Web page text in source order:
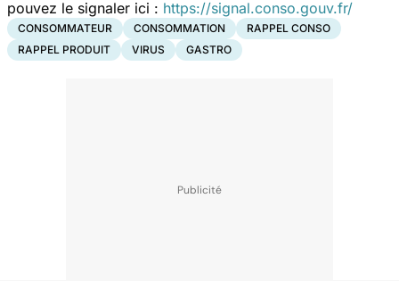
pouvez le signaler ici : https://signal.conso.gouv.fr/
CONSOMMATEUR CONSOMMATION
RAPPEL CONSO
RAPPEL PRODUIT
VIRUS GASTRO